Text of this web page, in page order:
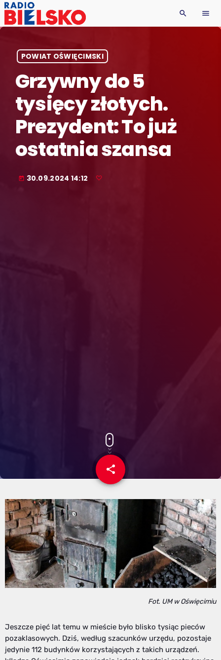
search menu
POWIAT OŚWIĘCIMSKI
Grzywny do 5
tysięcy złotych.
Prezydent: To już
ostatnia szansa
today 30.09.2024 14:12
share
email
Fot. UM w Oświęcimiu
Jeszcze pięć lat temu w mieście było blisko tysiąc pieców
pozaklasowych. Dziś, według szacunków urzędu, pozostaje
jedynie 112 budynków korzystających z takich urządzeń.